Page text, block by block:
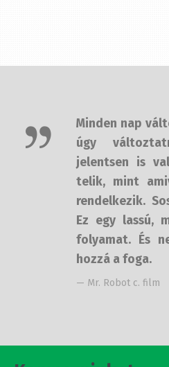
de úgy
jelentsen is
telik, mint
hirtelen. Ez
kimerítő
mindenkinek
— Mr. Robot c. film